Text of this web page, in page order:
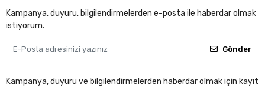
Kampanya, duyuru, bilgilendirmelerden e-posta ile haberdar olmak
istiyorum.
Gönder
Kampanya, duyuru ve bilgilendirmelerden haberdar olmak için kayıt